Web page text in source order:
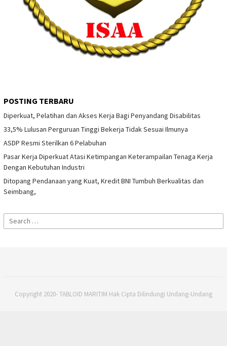
POSTING TERBARU
Diperkuat, Pelatihan dan Akses Kerja Bagi Penyandang Disabilitas
33,5% Lulusan Perguruan Tinggi Bekerja Tidak Sesuai Ilmunya
ASDP Resmi Sterilkan 6 Pelabuhan
Pasar Kerja Diperkuat Atasi Ketimpangan Keterampailan Tenaga Kerja
Dengan Kebutuhan Industri
Ditopang Pendanaan yang Kuat, Kredit BNI Tumbuh Berkualitas dan
Seimbang,
Search
for:
Copyright 2020- TABLOID MARITIM Hak Cipta Dilindungi Undang-Undang